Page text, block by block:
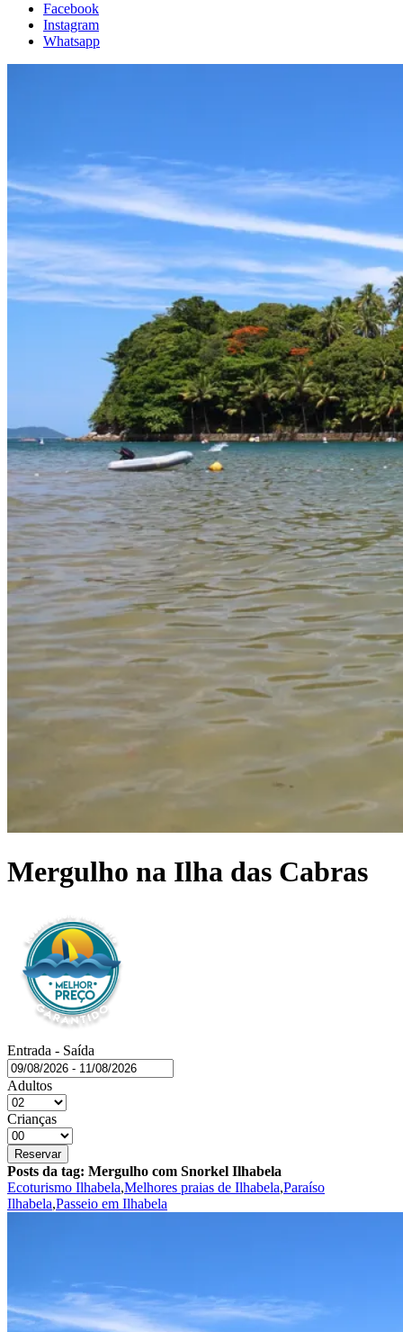
Facebook
Instagram
Whatsapp
Mergulho na Ilha das Cabras
Entrada - Saída
Adultos
Crianças
Reservar
Posts da tag: Mergulho com Snorkel Ilhabela
Ecoturismo Ilhabela,Melhores praias de Ilhabela,Paraíso
Ilhabela,Passeio em Ilhabela